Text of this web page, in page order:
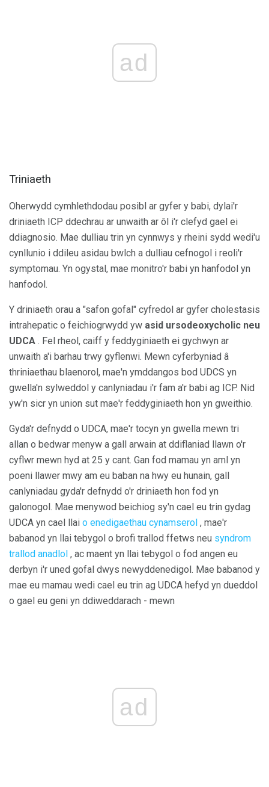
ad
Triniaeth
Oherwydd cymhlethdodau posibl ar gyfer y babi, dylai'r
driniaeth ICP ddechrau ar unwaith ar ôl i'r clefyd gael ei
ddiagnosio. Mae dulliau trin yn cynnwys y rheini sydd wedi'u
cynllunio i ddileu asidau bwlch a dulliau cefnogol i reoli'r
symptomau. Yn ogystal, mae monitro'r babi yn hanfodol yn
hanfodol.
Y driniaeth orau a "safon gofal" cyfredol ar gyfer cholestasis
intrahepatic o feichiogrwydd yw asid ursodeoxycholic neu
UDCA . Fel rheol, caiff y feddyginiaeth ei gychwyn ar
unwaith a'i barhau trwy gyflenwi. Mewn cyferbyniad â
thriniaethau blaenorol, mae'n ymddangos bod UDCS yn
gwella'n sylweddol y canlyniadau i'r fam a'r babi ag ICP. Nid
yw'n sicr yn union sut mae'r feddyginiaeth hon yn gweithio.
Gyda'r defnydd o UDCA, mae'r tocyn yn gwella mewn tri
allan o bedwar menyw a gall arwain at ddiflaniad llawn o'r
cyflwr mewn hyd at 25 y cant. Gan fod mamau yn aml yn
poeni llawer mwy am eu baban na hwy eu hunain, gall
canlyniadau gyda'r defnydd o'r driniaeth hon fod yn
galonogol. Mae menywod beichiog sy'n cael eu trin gydag
UDCA yn cael llai o enedigaethau cynamserol , mae'r
babanod yn llai tebygol o brofi trallod ffetws neu syndrom
trallod anadlol , ac maent yn llai tebygol o fod angen eu
derbyn i'r uned gofal dwys newyddenedigol. Mae babanod y
mae eu mamau wedi cael eu trin ag UDCA hefyd yn dueddol
o gael eu geni yn ddiweddarach - mewn
ad